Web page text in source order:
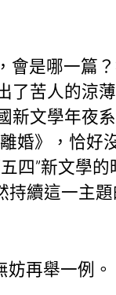
會是哪一篇
了苦人的涼
新文學年夜
婚》，恰好
四”新文學的
持續這一主
再舉一例。